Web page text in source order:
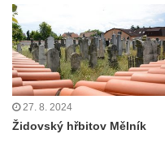
27. 8. 2024
Židovský hřbitov Mělník